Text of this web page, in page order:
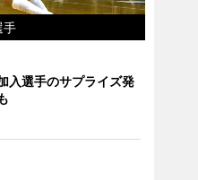
手
入選手のサプライズ発